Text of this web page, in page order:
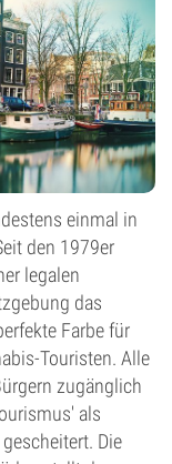
einmal in
den 1979er
legalen
das
Farbe für
Touristen. Alle
zugänglich
als
Die